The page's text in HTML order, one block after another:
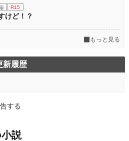
R15
けど！？
もっと見る
新履歴
する
説